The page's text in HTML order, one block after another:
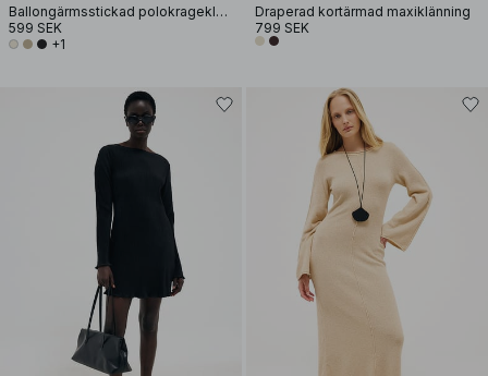
Ballongärmsstickad polokrageklänning
599 SEK
+1
Draperad kortärmad maxiklänning
799 SEK